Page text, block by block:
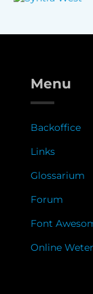
Menu
Backoffice
Links
Glossarium
Forum
Font
Online